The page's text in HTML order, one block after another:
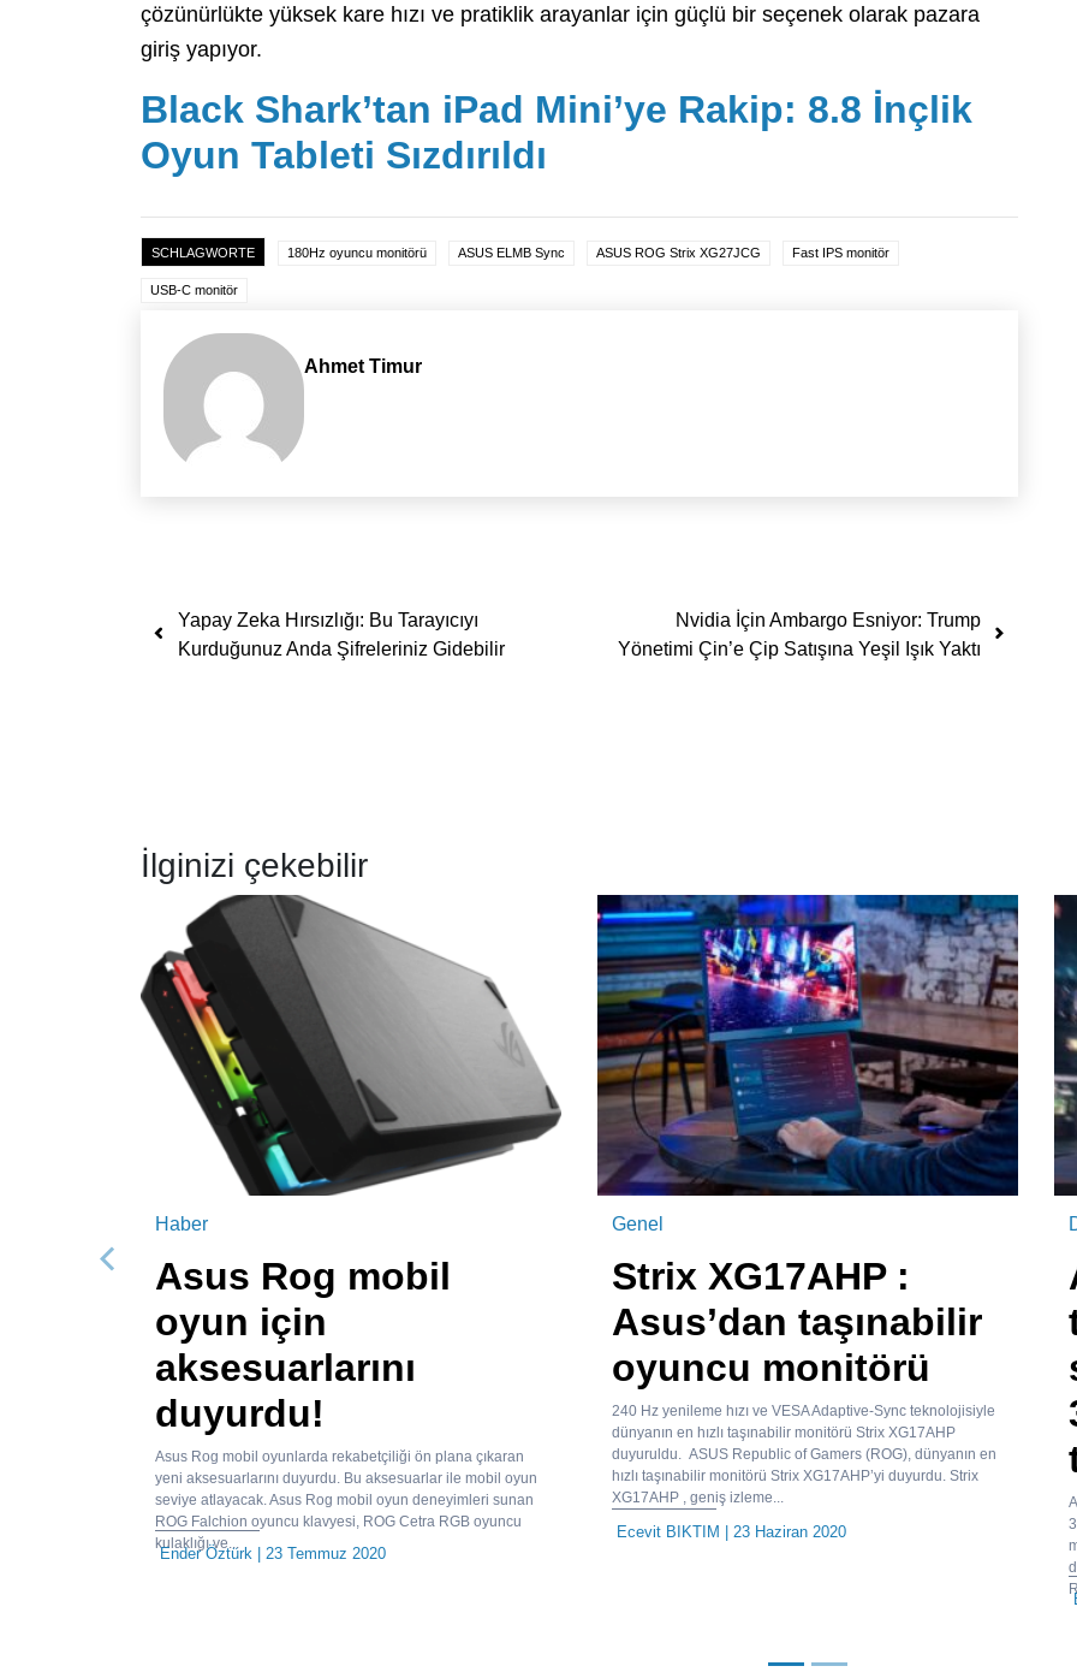
çözünürlükte yüksek kare hızı ve pratiklik arayanlar için güçlü bir seçenek olarak pazara
giriş yapıyor.
Black Shark’tan iPad Mini’ye Rakip: 8.8 İnçlik
Oyun Tableti Sızdırıldı
SCHLAGWORTE 180Hz oyuncu monitörü ASUS ELMB Sync ASUS ROG Strix XG27JCG Fast IPS monitör
USB-C monitör
Ahmet Timur
Yazı dolaşımı
Yapay Zeka Hırsızlığı: Bu Tarayıcıyı
Kurduğunuz Anda Şifreleriniz Gidebilir
Nvidia İçin Ambargo Esniyor: Trump
Yönetimi Çin’e Çip Satışına Yeşil Işık Yaktı
İlginizi çekebilir
Haber
Asus Rog mobil
oyun için
aksesuarlarını
duyurdu!
Asus Rog mobil oyunlarda rekabetçiliği ön plana çıkaran
yeni aksesuarlarını duyurdu. Bu aksesuarlar ile mobil oyun
seviye atlayacak. Asus Rog mobil oyun deneyimleri sunan
ROG Falchion oyuncu klavyesi, ROG Cetra RGB oyuncu
kulaklığı ve...
Ender Öztürk | 23 Temmuz 2020
Genel
Strix XG17AHP :
Asus’dan taşınabilir
oyuncu monitörü
240 Hz yenileme hızı ve VESA Adaptive‑Sync teknolojisiyle
dünyanın en hızlı taşınabilir monitörü Strix XG17AHP
duyuruldu. ASUS Republic of Gamers (ROG), dünyanın en
hızlı taşınabilir monitörü Strix XG17AHP’yi duyurdu. Strix
XG17AHP , geniş izleme...
Ecevit BIKTIM | 23 Haziran 2020
Önceki